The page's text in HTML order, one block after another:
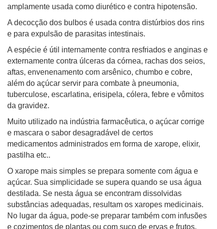
amplamente usada como diurético e contra hipotensão.
A decocção dos bulbos é usada contra distúrbios dos rins
e para expulsão de parasitas intestinais.
A espécie é útil internamente contra resfriados e anginas e
externamente contra úlceras da córnea, rachas dos seios,
aftas, envenenamento com arsênico, chumbo e cobre,
além do açúcar servir para combate à pneumonia,
tuberculose, escarlatina, erisipela, cólera, febre e vômitos
da gravidez.
Muito utilizado na indústria farmacêutica, o açúcar corrige
e mascara o sabor desagradável de certos
medicamentos administrados em forma de xarope, elixir,
pastilha etc..
O xarope mais simples se prepara somente com água e
açúcar. Sua simplicidade se supera quando se usa água
destilada. Se nesta água se encontram dissolvidas
substâncias adequadas, resultam os xaropes medicinais.
No lugar da água, pode-se preparar também com infusões
e cozimentos de plantas ou com suco de ervas e frutos.